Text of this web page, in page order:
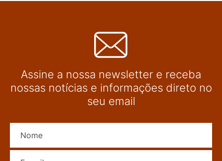
Assine a nossa newsletter e receba
nossas notícias e informações direto no
seu email